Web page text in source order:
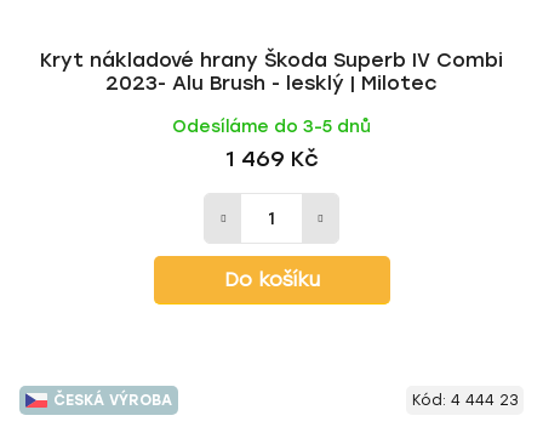
Kryt nákladové hrany Škoda Superb IV Combi
2023- Alu Brush - lesklý | Milotec
Odesíláme do 3-5 dnů
1 469 Kč
Do košíku
ČESKÁ VÝROBA Kód: 4 444 23